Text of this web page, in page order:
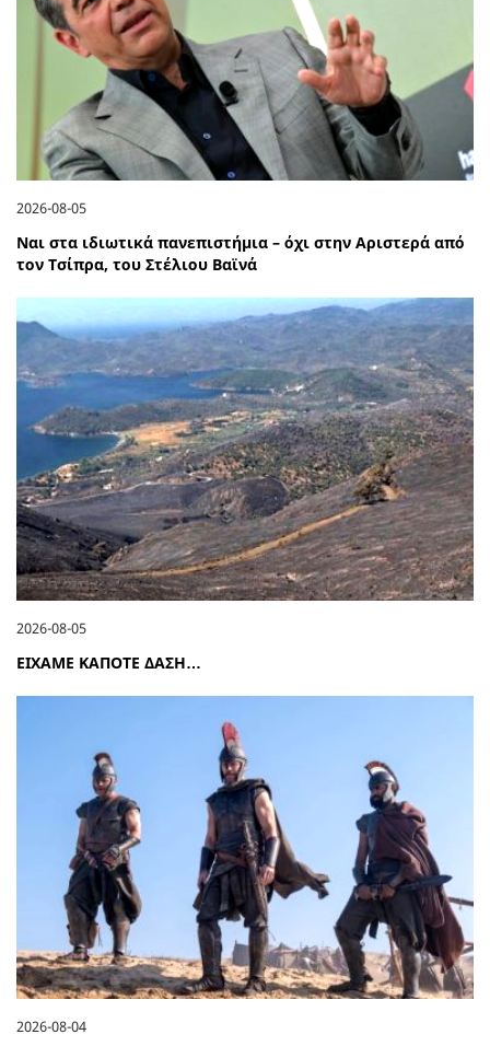
2026-08-05
Ναι στα ιδιωτικά πανεπιστήμια – όχι στην Αριστερά από
τον Τσίπρα, του Στέλιου Βαϊνά
2026-08-05
ΕΙΧΑΜΕ ΚΑΠΟΤΕ ΔΑΣΗ…
2026-08-04